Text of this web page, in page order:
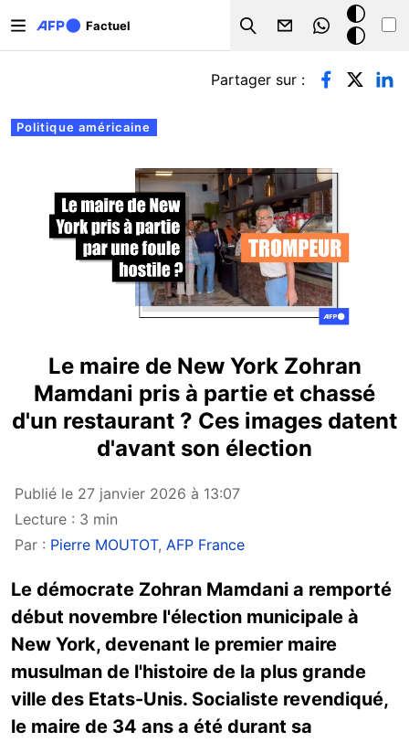
Factuel
Search
Mode
sombre
Onglets principaux
Politique américaine
Partager sur :
Le maire de New York Zohran
Mamdani pris à partie et chassé
d'un restaurant ? Ces images datent
d'avant son élection
Publié le 27 janvier 2026 à 13:07
Lecture : 3 min
Par : Pierre MOUTOT, AFP France
Le démocrate Zohran Mamdani a remporté
début novembre l'élection municipale à
New York, devenant le premier maire
musulman de l'histoire de la plus grande
ville des Etats-Unis. Socialiste revendiqué,
le maire de 34 ans a été durant sa